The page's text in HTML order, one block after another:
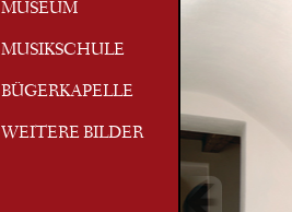
MUSEUM
MUSIKSCHULE
BÜGERKAPELLE
WEITERE BILDER